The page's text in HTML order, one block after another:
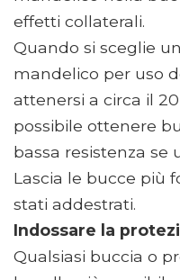
effetti collaterali.
Quando si sceglie
mandelico per uso
attenersi a circa il
possibile ottenere
bassa resistenza se
Lascia le bucce più
stati addestrati.
Indossare la
Qualsiasi buccia o